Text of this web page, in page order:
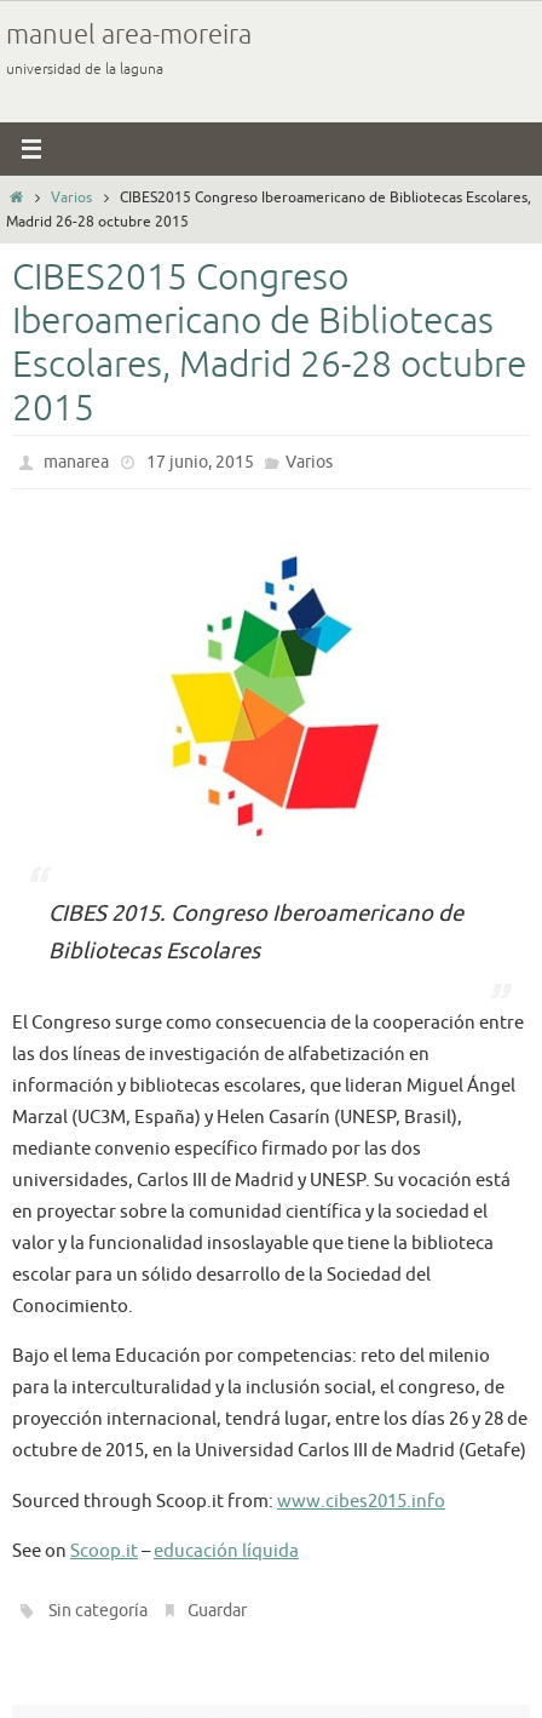
al
contenido
manuel area-moreira
universidad de la laguna
InicioVarios
CIBES2015 Congreso Iberoamericano de Bibliotecas Escolares,
Madrid 26-28 octubre 2015
CIBES2015 Congreso
Iberoamericano de Bibliotecas
Escolares, Madrid 26-28 octubre
2015
manarea 17 junio, 2015 Varios
CIBES 2015. Congreso Iberoamericano de
Bibliotecas Escolares
El Congreso surge como consecuencia de la cooperación entre
las dos líneas de investigación de alfabetización en
información y bibliotecas escolares, que lideran Miguel Ángel
Marzal (UC3M, España) y Helen Casarín (UNESP, Brasil),
mediante convenio específico firmado por las dos
universidades, Carlos III de Madrid y UNESP. Su vocación está
en proyectar sobre la comunidad científica y la sociedad el
valor y la funcionalidad insoslayable que tiene la biblioteca
escolar para un sólido desarrollo de la Sociedad del
Conocimiento.
Bajo el lema Educación por competencias: reto del milenio
para la interculturalidad y la inclusión social, el congreso, de
proyección internacional, tendrá lugar, entre los días 26 y 28 de
octubre de 2015, en la Universidad Carlos III de Madrid (Getafe)
Sourced through Scoop.it from: www.cibes2015.info
See on Scoop.it–educación líquida
Sin categoría Guardar